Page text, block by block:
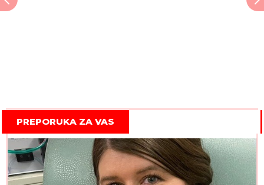
PREPORUKA ZA VAS